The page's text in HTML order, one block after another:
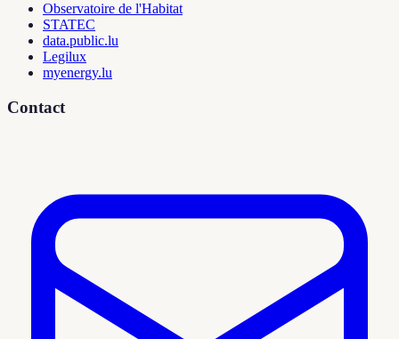
Observatoire de l'Habitat
STATEC
data.public.lu
Legilux
myenergy.lu
Contact